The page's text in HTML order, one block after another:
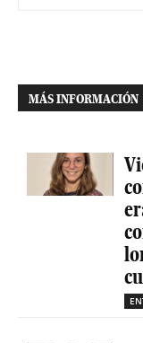
MÁS INFORMACIÓN